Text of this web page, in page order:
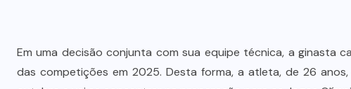
Em uma decisão conjunta com sua equipe técnica, a ginasta
das competições em 2025. Desta forma, a atleta, de 26